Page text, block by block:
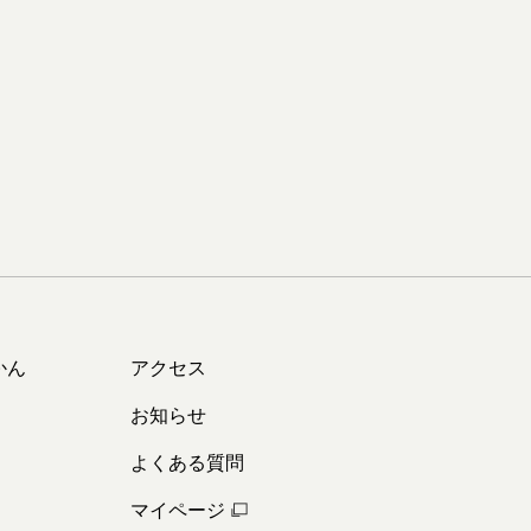
ん
アクセス
お知らせ
よくある質問
マイページ